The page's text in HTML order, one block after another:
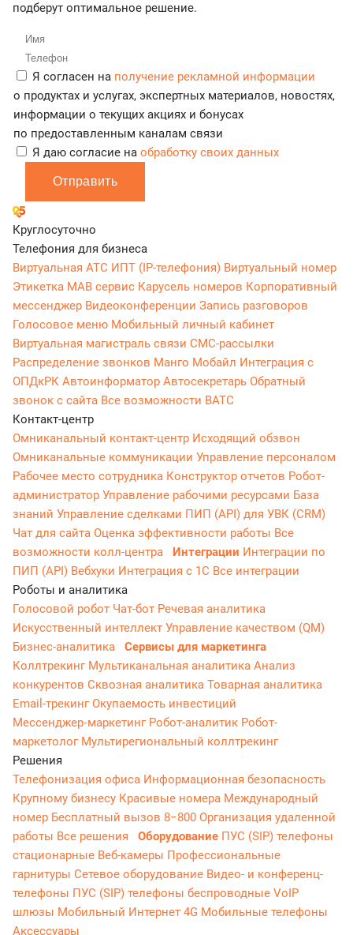
подберут оптимальное решение.
Я согласен на получение рекламной информации
о продуктах и услугах, экспертных материалов, новостях,
информации о текущих акциях и бонусах
по предоставленным каналам связи
Я даю согласие на обработку своих данных
Отправить
Круглосуточно
Телефония для бизнеса
Виртуальная АТС ИПТ (IP-телефония) Виртуальный номер
Этикетка МАВ сервис Карусель номеров Корпоративный
мессенджер Видеоконференции Запись разговоров
Голосовое меню Мобильный личный кабинет
Виртуальная магистраль связи СМС-рассылки
Распределение звонков Манго Мобайл Интеграция с
ОПДкРК Автоинформатор Автосекретарь Обратный
звонок с сайта Все возможности ВАТС
Контакт-центр
Омниканальный контакт-центр Исходящий обзвон
Омниканальные коммуникации Управление персоналом
Рабочее место сотрудника Конструктор отчетов Робот-
администратор Управление рабочими ресурсами База
знаний Управление сделками ПИП (API) для УВК (CRM)
Чат для сайта Оценка эффективности работы Все
возможности колл-центра
Интеграции Интеграции по
ПИП (API) Вебхуки Интеграция с 1С Все интеграции
Роботы и аналитика
Голосовой робот Чат-бот Речевая аналитика
Искусственный интеллект Управление качеством (QM)
Бизнес-аналитика
Сервисы для маркетинга
Коллтрекинг Мультиканальная аналитика Анализ
конкурентов Сквозная аналитика Товарная аналитика
Email-трекингОкупаемость инвестиций
Мессенджер‑маркетинг Робот-аналитик Робот-
маркетолог Мультирегиональный коллтрекинг
Решения
Телефонизация офиса Информационная безопасность
Крупному бизнесу Красивые номера Международный
номер Бесплатный вызов 8−800 Организация удаленной
работы Все решения Оборудование ПУС (SIP) телефоны
стационарные Веб-камеры Профессиональные
гарнитуры Сетевое оборудование Видео- и конференц-
телефоны ПУС (SIP) телефоны беспроводные VoIP
шлюзы Мобильный Интернет 4G Мобильные телефоны
Аксессуары